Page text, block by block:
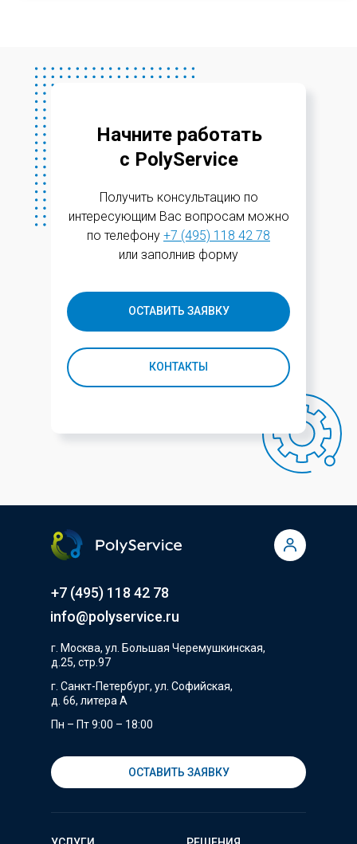
Начните работать
с PolyService
Получить консультацию по
интересующим Вас вопросам можно
по телефону +7 (495) 118 42 78
или заполнив форму
ОСТАВИТЬ ЗАЯВКУ
КОНТАКТЫ
+7 (495) 118 42 78
info@polyservice.ru
ОСТАВИТЬ ЗАЯВКУ
г. Москва, ул. Большая Черемушкинская,
д.25, стр.97
г. Санкт-Петербург, ул. Софийская,
д. 66, литера А
Пн – Пт 9:00 – 18:00